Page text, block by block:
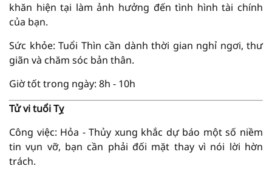
khăn hiện tại làm ảnh hưởng đến tình hình tài chính
của bạn.
Sức khỏe: Tuổi Thìn cần dành thời gian nghỉ ngơi, thư
giãn và chăm sóc bản thân.
Giờ tốt trong ngày: 8h - 10h
Tử vi tuổi Tỵ
Công việc: Hỏa - Thủy xung khắc dự báo một số niềm
tin vụn vỡ, bạn cần phải đối mặt thay vì nói lời hờn
trách.